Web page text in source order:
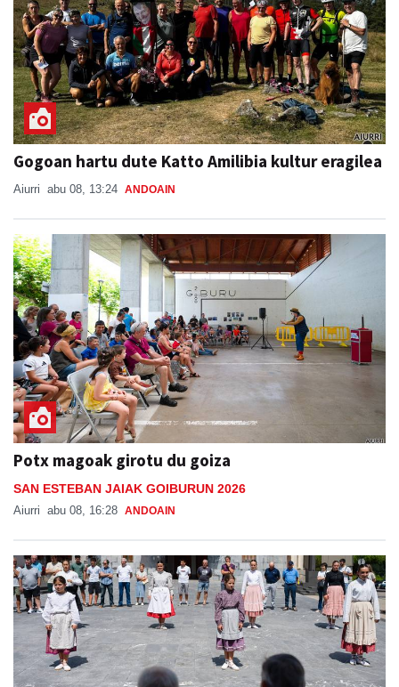
Gogoan hartu dute Katto Amilibia kultur eragilea
Aiurri abu 08, 13:24 ANDOAIN
Potx magoak girotu du goiza
SAN ESTEBAN JAIAK GOIBURUN 2026
Aiurri abu 08, 16:28 ANDOAIN